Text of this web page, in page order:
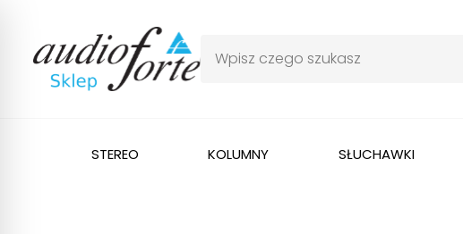
STEREO KOLUMNY SŁUCHAWKI